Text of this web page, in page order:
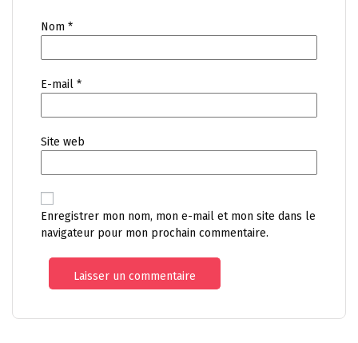
Nom *
E-mail *
Site web
Enregistrer mon nom, mon e-mail et mon site dans le
navigateur pour mon prochain commentaire.